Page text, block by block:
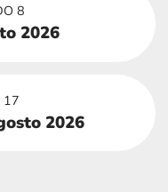
8
2026
17
2026